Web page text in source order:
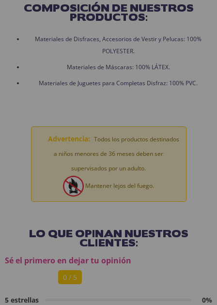
COMPOSICIÓN DE NUESTROS
PRODUCTOS:
Materiales de Disfraces, Accesorios de Vestir y Pelucas: 100%
POLYESTER.
Materiales de Máscaras: 100% LÁTEX.
Materiales de Juguetes para Completas Disfraz: 100% PVC.
Advertencia: Todos los productos destinados
a niños menores de 36 meses deben ser
supervisados por un adulto.
Mantener lejos del fuego.
LO QUE OPINAN NUESTROS
CLIENTES:
Sé el primero en dejar tu opinión
0 / 5
5 estrellas
0%